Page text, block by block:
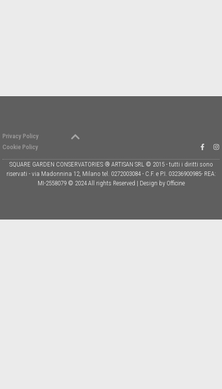
Privacy Policy
Cookie Policy
SQUARE GARDEN CONSERVATORIES ® ARTISAN SRL © 2015 - tutti i diritti sono
riservati - via Madonnina 12, Milano tel. 0272003084 - C.F. e P.I. 03236900985- REA:
MI-2558079 © 2024 All rights Reserved | Design by Officine